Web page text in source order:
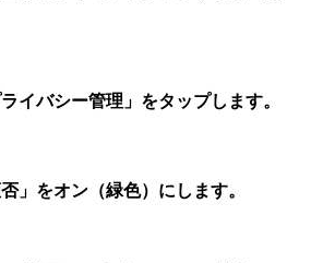
イバシー管理」をタップします。
」をオン（緑色）にします。